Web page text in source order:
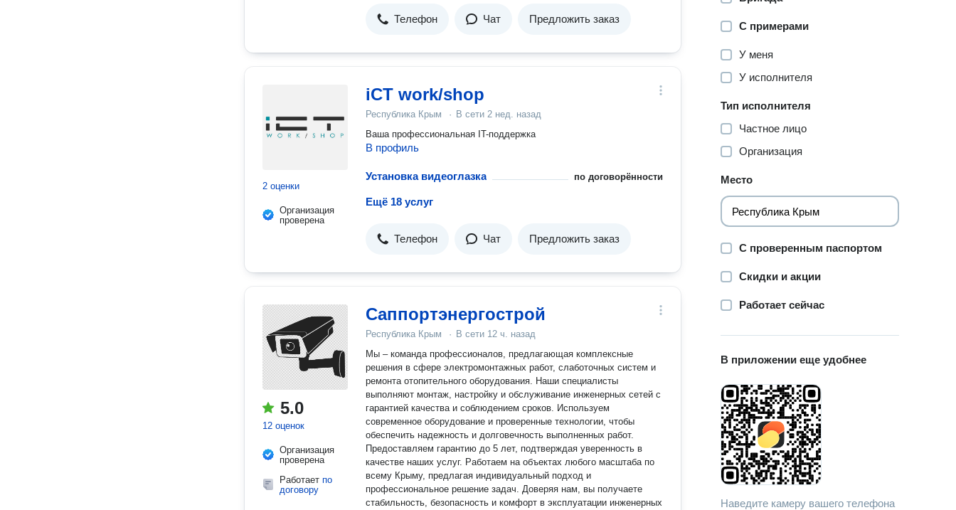
Телефон Чат Предложить заказ
2 оценки
Организация
проверена
iCT work/shop
Республика Крым · В сети 2 нед. назад
Ваша профессиональная IT-поддержка
В профиль
Установка видеоглазка по договорённости
Ещё 18 услуг
Телефон Чат Предложить заказ
5.0
12 оценок
Организация
проверена
Работает по
договору
Саппортэнергострой
Республика Крым · В сети 12 ч. назад
Мы – команда профессионалов, предлагающая комплексные
решения в сфере электромонтажных работ, слаботочных систем и
ремонта отопительного оборудования. Наши специалисты
выполняют монтаж, настройку и обслуживание инженерных сетей с
гарантией качества и соблюдением сроков. Используем
современное оборудование и проверенные технологии, чтобы
обеспечить надежность и долговечность выполненных работ.
Предоставляем гарантию до 5 лет, подтверждая уверенность в
качестве наших услуг. Работаем на объектах любого масштаба по
всему Крыму, предлагая индивидуальный подход и
профессиональное решение задач. Доверяя нам, вы получаете
стабильность, безопасность и комфорт в эксплуатации инженерных
С примерами
У меня
У исполнителя
Тип исполнителя
Частное лицо
Организация
Место
С проверенным паспортом
Скидки и акции
Работает сейчас
В приложении еще удобнее
Наведите камеру вашего телефона